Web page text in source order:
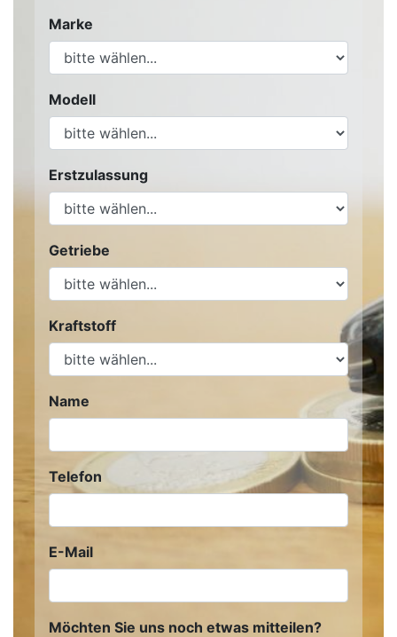
Marke
Modell
Erstzulassung
Getriebe
Kraftstoff
Name
Telefon
E-Mail
Möchten Sie uns noch etwas mitteilen?